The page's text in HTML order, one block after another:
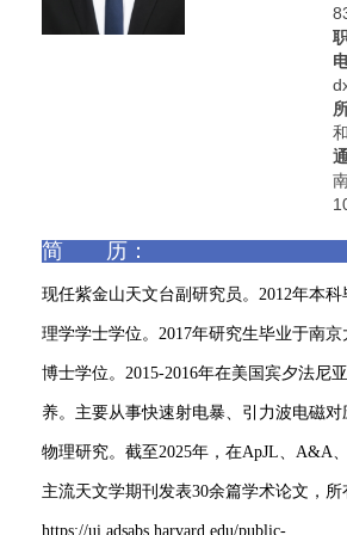
简 历：
现任紫金山天文台副研究员。2012年本
理学学士学位。2017年研究生毕业于南
博士学位。2015-2016年在美国宾夕法尼
养。主要从事快速射电暴、引力波电磁
物理研究。截至2025年，在ApJL、A&A
主流天文学期刊发表30余篇学术论文，所
https://ui.adsabs.harvard.edu/public-